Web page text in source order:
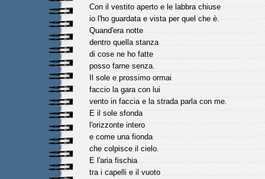
Con il vestito aperto e le labbra chiuse
io l'ho guardata e vista per quel che è.
Quand'era notte
dentro quella stanza
di cose ne ho fatte
posso farne senza.
Il sole e prossimo ormai
faccio la gara con lui
vento in faccia e la strada parla con me.
E il sole sfonda
l'orizzonte intero
e come una fionda
che colpisce il cielo.
E l'aria fischia
tra i capelli e il vuoto